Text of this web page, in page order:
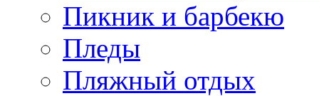
Пикник и барбекю
Пледы
Пляжный отдых